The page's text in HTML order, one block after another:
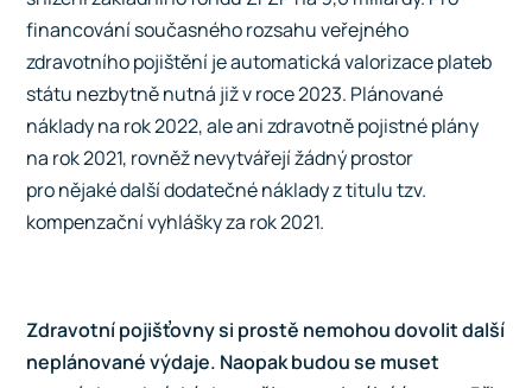
financování současného rozsahu veřejného
zdravotního pojištění je automatická valorizace plateb
státu nezbytně nutná již v roce 2023. Plánované
náklady na rok 2022, ale ani zdravotně pojistné plány
na rok 2021, rovněž nevytvářejí žádný prostor
pro nějaké další dodatečné náklady z titulu tzv.
kompenzační vyhlášky za rok 2021.
Zdravotní pojišťovny si prostě nemohou dovolit další
neplánované výdaje. Naopak budou se muset